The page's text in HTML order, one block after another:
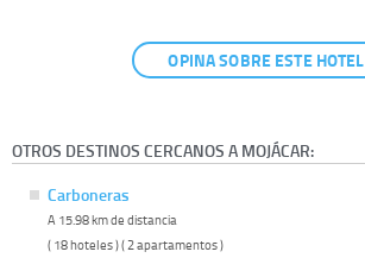
OPINA SOBRE ESTE HOTEL
OTROS DESTINOS CERCANOS A MOJÁCAR:
Carboneras
A 15.98 km de distancia
( 18 hoteles ) ( 2 apartamentos )